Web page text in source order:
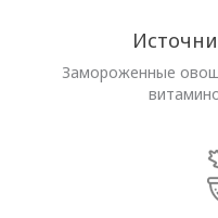
Замороженные